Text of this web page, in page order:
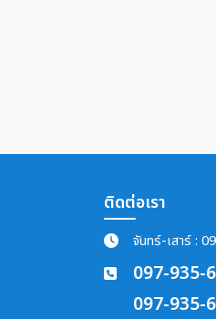
ติดต่อเรา
จันทร์-เสาร์ :
097-935-
097-935-